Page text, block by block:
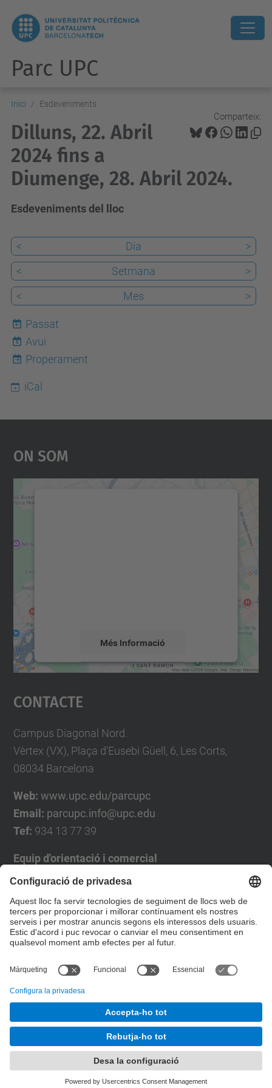
Parc UPC
Inici Esdeveniments
Comparteix:
Dilluns, 22. Abril
2024 fins a
Diumenge, 28. Abril 2024.
Esdeveniments del lloc
< Dia
>
<
Setmana
>
<
Mes >
Passat
8
Avui
Properament
iCal
On Som
Més Informació
Accepta
powered by
Contacte
Campus Diagonal Nord.
Vèrtex (VX), Plaça d'Eusebi Güell, 6, Les Corts,
08034 Barcelona
Web: www.upc.edu/parcupc
Email: parcupc.info@upc.edu
Tef: 934 13 77 39
Equip d'orientació i comercial
José Luís Grande
Tel. 93 4137194
jose.luis.grande@upc.edu
Formulari de contacte
Desenvolupat amb